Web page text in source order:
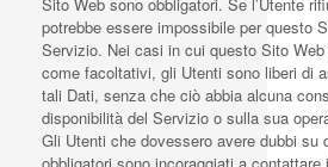
potrebbe essere impossibile per questo
Servizio. Nei casi in cui questo Sito
come facoltativi, gli Utenti sono liberi di
tali Dati, senza che ciò abbia alcuna
disponibilità del Servizio o sulla sua
Gli Utenti che dovessero avere dubbi su